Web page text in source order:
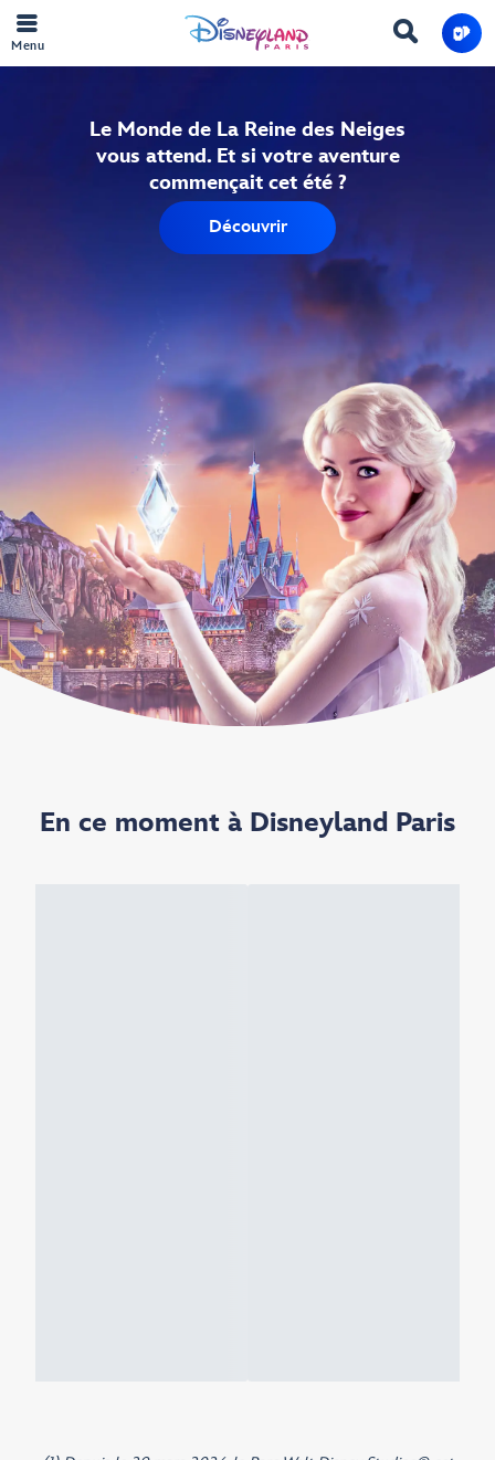
Menu
Le Monde de La Reine des Neiges
vous attend. Et si votre aventure
commençait cet été ?
Découvrir
En ce moment à Disneyland Paris